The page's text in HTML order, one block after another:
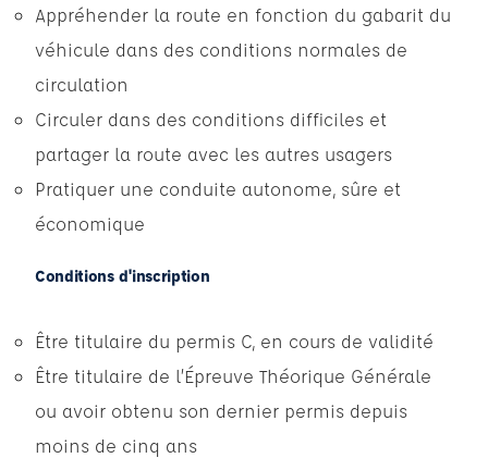
Appréhender la route en fonction du gabarit du
véhicule dans des conditions normales de
circulation
Circuler dans des conditions difficiles et
partager la route avec les autres usagers
Pratiquer une conduite autonome, sûre et
économique
Conditions d'inscription
Être titulaire du permis C, en cours de validité
Être titulaire de l’Épreuve Théorique Générale
ou avoir obtenu son dernier permis depuis
moins de cinq ans